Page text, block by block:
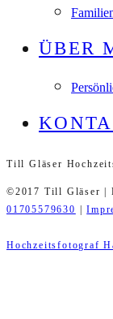
ÜBER
Till Gläser
©2017 Till Gläser |
01705579630
|
Hochzeitsfotograf